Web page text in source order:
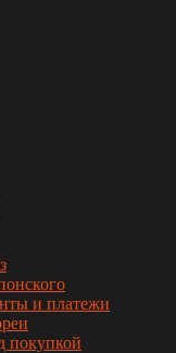
и платежи
покупкой